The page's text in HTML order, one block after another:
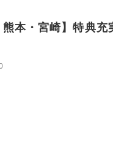
本・宮崎】特典充